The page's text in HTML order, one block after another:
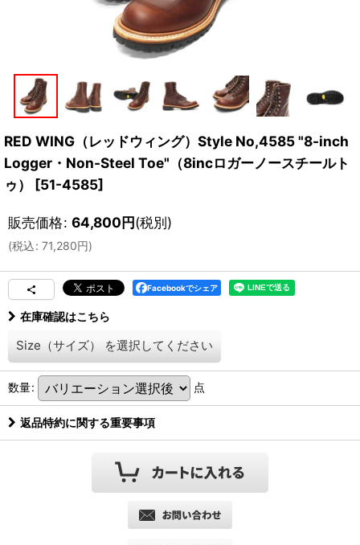
RED WING（レッドウィング）Style No,4585 "8-inch
Logger・Non-Steel Toe"（8incロガーノースチールト
ゥ）
[51-4585]
販売価格: 64,800円(税別)
(税込: 71,280円)
Facebookでシェア
在庫確認はこちら
Size（サイズ） を選択してください
数量: 点
返品特約に関する重要事項